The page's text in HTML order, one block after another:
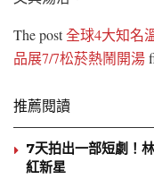
The post全球4大知名
品展7/7松菸熱鬧開湯
推薦閱讀
7天拍出一部短劇！
紅新星